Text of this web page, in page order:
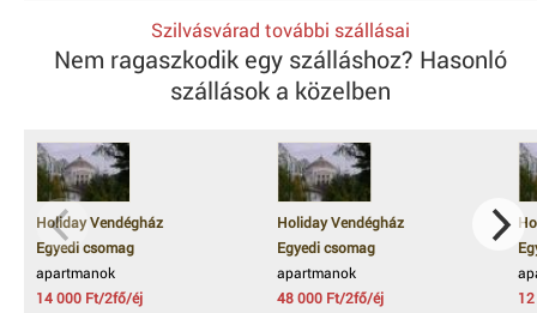
Szilvásvárad további szállásai
Nem ragaszkodik egy szálláshoz? Hasonló
szállások a közelben
Holiday Vendégház
Egyedi csomag
apartmanok
14 000 Ft/2fő/éj
Holiday Vendégház
Egyedi csomag
apartmanok
48 000 Ft/2fő/éj